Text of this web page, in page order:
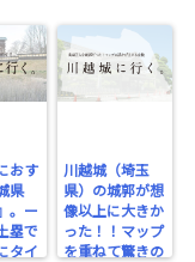
おす
県
。ー
塁で
タイ
川越城（埼玉
県）の城郭が想
像以上に大きか
った！！マップ
を重ねて驚きの